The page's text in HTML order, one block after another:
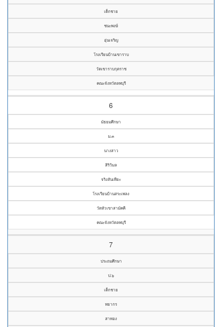
เด็กชาย
ชนะพงษ์
อุ่นเจริญ
โรงเรียนบ้านเขาราบ
วัดเขาราบกุตราช
คณะจังหวัดลพบุรี
6
มัธยมศึกษา
ม.๓
นางสาว
สิริวิมล
จริงสันเทียะ
โรงเรียนบ้านสระเพลง
วัดหัวเขาสามัคคี
คณะจังหวัดลพบุรี
7
ประถมศึกษา
ป.๖
เด็กชาย
ทยากร
สาทอง